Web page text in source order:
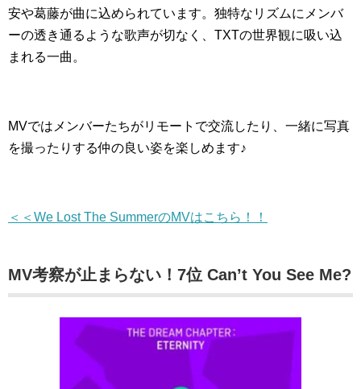
安や葛藤が曲に込められています。独特なリズムにメンバ
ーの透き通るような歌声が切なく、TXTの世界観に吸い込
まれる一曲。
MVではメンバーたちがリモートで交流したり、一緒に写真
を撮ったりする仲の良い姿を楽しめます♪
＜＜We Lost The SummerのMVはこちら！！
MV考察が止まらない！7位 Can’t You See Me?